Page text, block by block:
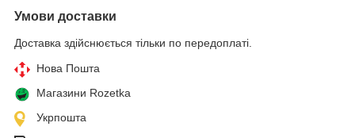
Умови доставки
Доставка здійснюється тільки по передоплаті.
Нова Пошта
Магазини Rozetka
Укрпошта